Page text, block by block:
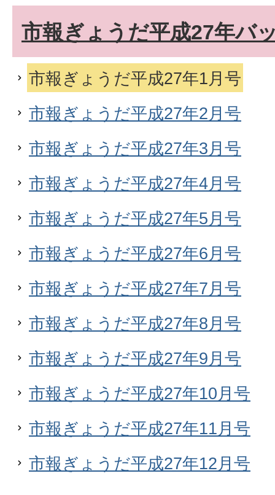
市報ぎょうだ平成27年バ
市報ぎょうだ平成27年1月号
市報ぎょうだ平成27年2月号
市報ぎょうだ平成27年3月号
市報ぎょうだ平成27年4月号
市報ぎょうだ平成27年5月号
市報ぎょうだ平成27年6月号
市報ぎょうだ平成27年7月号
市報ぎょうだ平成27年8月号
市報ぎょうだ平成27年9月号
市報ぎょうだ平成27年10月号
市報ぎょうだ平成27年11月号
市報ぎょうだ平成27年12月号